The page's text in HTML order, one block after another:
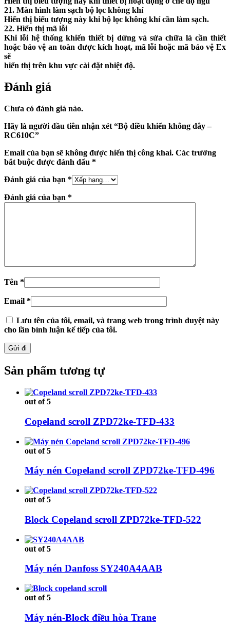
21. Màn hình làm sạch bộ lọc không khí
Hiển thị biểu tượng này khi bộ lọc không khí cần làm sạch.
22. Hiển thị mã lỗi
Khi lỗi hệ thống khiến thiết bị dừng và sửa chữa là cần thiết
hoặc bảo vệ an toàn được kích hoạt, mã lỗi hoặc mã bảo vệ Ex
sẽ
hiển thị trên khu vực cài đặt nhiệt độ.
Đánh giá
Chưa có đánh giá nào.
Hãy là người đầu tiên nhận xét “Bộ điều khiển không dây –
RC610C”
Email của bạn sẽ không được hiển thị công khai. Các trường
bắt buộc được đánh dấu *
Đánh giá của bạn *
Đánh giá của bạn *
Tên *
Email *
Lưu tên của tôi, email, và trang web trong trình duyệt này
cho lần bình luận kế tiếp của tôi.
Sản phẩm tương tự
out of 5
Copeland scroll ZPD72ke-TFD-433
out of 5
Máy nén Copeland scroll ZPD72ke-TFD-496
out of 5
Block Copeland scroll ZPD72ke-TFD-522
out of 5
Máy nén Danfoss SY240A4AAB
out of 5
Máy nén-Block điều hòa Trane